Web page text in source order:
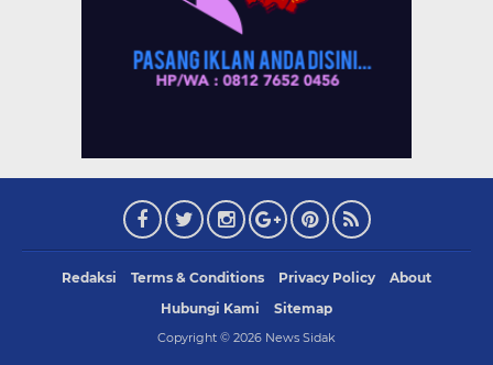
Redaksi Terms & Conditions Privacy Policy
About
Hubungi Kami
Sitemap
Copyright © 2026 News Sidak